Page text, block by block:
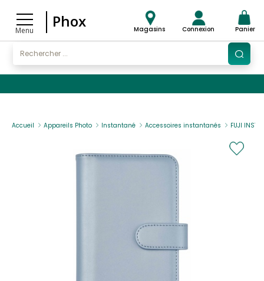
Menu
Phox Magasins Connexion Panier
Accueil Appareils Photo Instantané Accessoires instantanés FUJI